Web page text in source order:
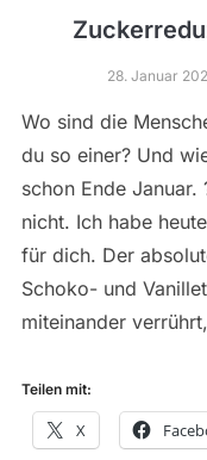
28. Januar
Wo sind die
du so einer? Und
schon Ende
nicht. Ich habe
für dich. Der
Schoko- und
miteinander
Teilen mit:
X